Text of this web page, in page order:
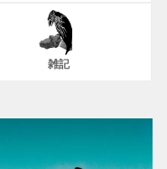
雑記